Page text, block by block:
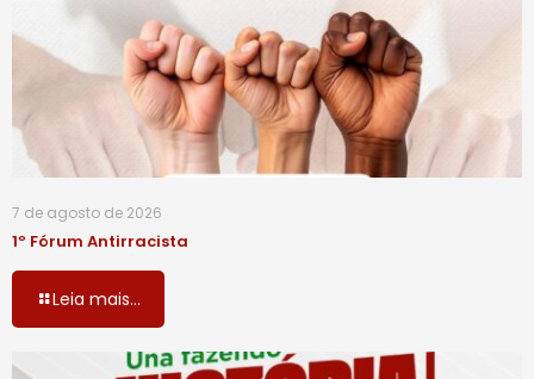
7 de agosto de 2026
1º Fórum Antirracista
Leia mais...